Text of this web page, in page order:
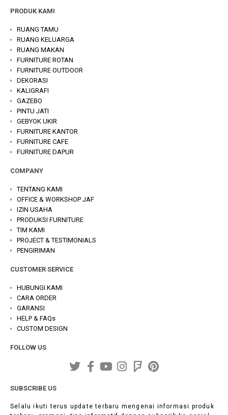
PRODUK KAMI
RUANG TAMU
RUANG KELUARGA
RUANG MAKAN
FURNITURE ROTAN
FURNITURE OUTDOOR
DEKORASI
KALIGRAFI
GAZEBO
PINTU JATI
GEBYOK UKIR
FURNITURE KANTOR
FURNITURE CAFE
FURNITURE DAPUR
COMPANY
TENTANG KAMI
OFFICE & WORKSHOP JAF
IZIN USAHA
PRODUKSI FURNITURE
TIM KAMI
PROJECT & TESTIMONIALS
PENGIRIMAN
CUSTOMER SERVICE
HUBUNGI KAMI
CARA ORDER
GARANSI
HELP & FAQs
CUSTOM DESIGN
FOLLOW US
SUBSCRIBE US
Selalu ikuti terus update terbaru mengenai informasi produk